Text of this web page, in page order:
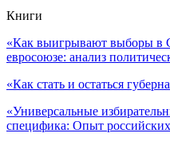
Книги
«Как выигрывают выборы
евросоюзе: анализ
«Как стать и остаться
«Универсальные
специфика: Опыт российских